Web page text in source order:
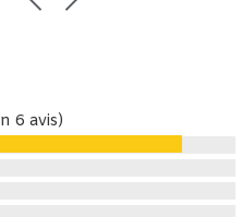
6 avis)